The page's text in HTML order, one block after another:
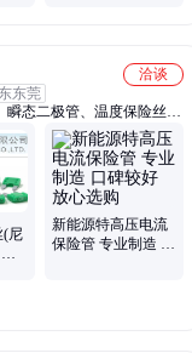
洽谈
东莞
态二极管、温度保险丝、
护器、霍尔开关、保险丝
(尼
新能源特高压电流
保险管 专业制造 口